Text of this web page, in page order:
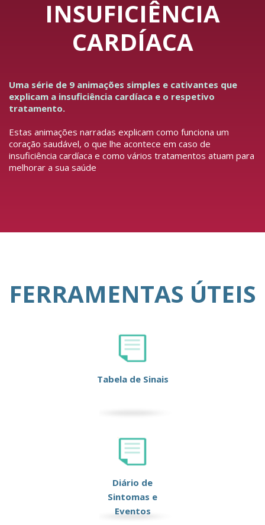
INSUFICIÊNCIA
CARDÍACA
Uma série de 9 animações simples e cativantes que
explicam a insuficiência cardíaca e o respetivo
tratamento.
Estas animações narradas explicam como funciona um
coração saudável, o que lhe acontece em caso de
insuficiência cardíaca e como vários tratamentos atuam para
melhorar a sua saúde
FERRAMENTAS ÚTEIS
Tabela de Sinais
Diário de
Sintomas e
Eventos